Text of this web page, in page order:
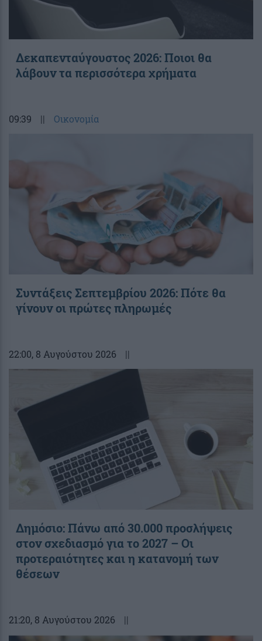
Δεκαπενταύγουστος 2026: Ποιοι θα
λάβουν τα περισσότερα χρήματα
09:39 || Οικονομία
Συντάξεις Σεπτεμβρίου 2026: Πότε θα
γίνουν οι πρώτες πληρωμές
22:00, 8 Αυγούστου 2026 ||
Δημόσιο: Πάνω από 30.000 προσλήψεις
στον σχεδιασμό για το 2027 – Οι
προτεραιότητες και η κατανομή των
θέσεων
21:20, 8 Αυγούστου 2026 ||